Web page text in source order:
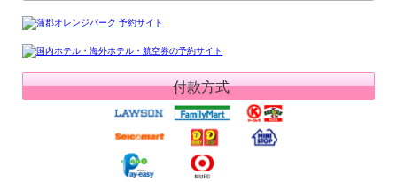
付款方式